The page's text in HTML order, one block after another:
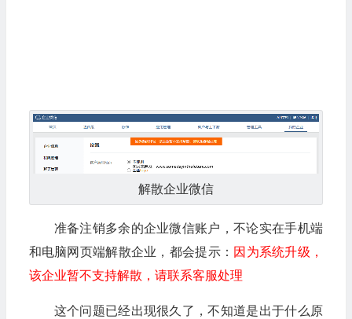
解散企业微信
准备注销多余的企业微信账户，不论实在手机端
和电脑网页端解散企业，都会提示： 因为系统升级，
该企业暂不支持解散，请联系客服处理
这个问题已经出现很久了，不知道是出于什么原